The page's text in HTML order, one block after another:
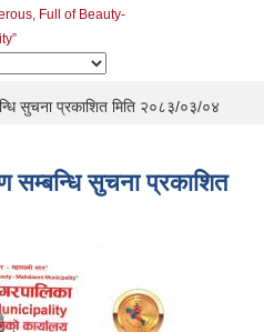
Full of Beauty-
सुचना प्रकाशित मिति २०८३/०३/०४
सम्बन्धि सुचना प्रकाशित